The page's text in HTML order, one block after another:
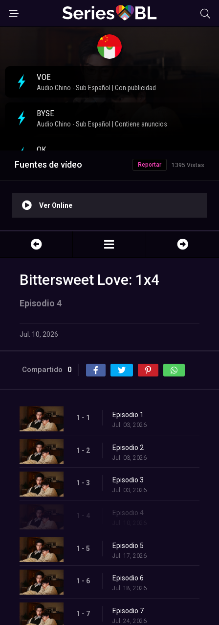
Fuentes de vídeo 1395 Vistas
Reportar
Ver Online
Bittersweet Love: 1x4
Episodio 4
Jul. 10, 2026
Compartido 0
1 - 1 Episodio 1
Jul. 03, 2026
1 - 2 Episodio 2
Jul. 03, 2026
1 - 3 Episodio 3
Jul. 03, 2026
1 - 4 Episodio 4
Jul. 10, 2026
1 - 5 Episodio 5
Jul. 17, 2026
1 - 6 Episodio 6
Jul. 18, 2026
1 - 7 Episodio 7
Jul. 24, 2026